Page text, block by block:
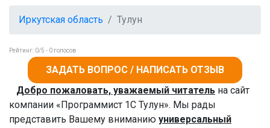
Иркутская область Тулун
Рейтинг: 0/5 - 0 голосов
ЗАДАТЬ ВОПРОС / НАПИСАТЬ ОТЗЫВ
Добро пожаловать, уважаемый читатель на сайт
компании «Программист 1С Тулун». Мы рады
представить Вашему вниманию универсальный